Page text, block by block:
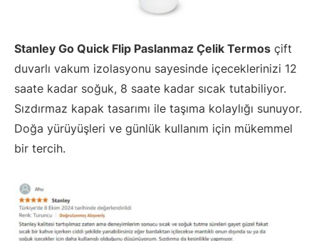
Stanley Go Quick Flip Paslanmaz Çelik Termos çift
duvarlı vakum izolasyonu sayesinde içeceklerinizi 12
saate kadar soğuk, 8 saate kadar sıcak tutabiliyor.
Sızdırmaz kapak tasarımı ile taşıma kolaylığı sunuyor.
Doğa yürüyüşleri ve günlük kullanım için mükemmel
bir tercih.